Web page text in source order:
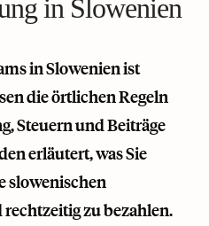
in Slowenien
in Slowenien ist
die örtlichen Regeln
Steuern und Beiträge
erläutert, was Sie
slowenischen
zu bezahlen.